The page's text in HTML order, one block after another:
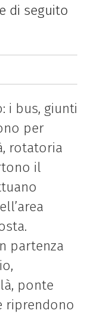
di seguito
i bus, giunti
per
rotatoria
il
partenza
ponte
riprendono